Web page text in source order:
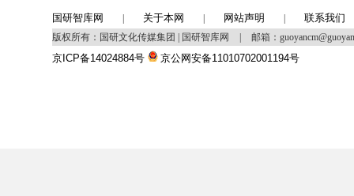
国研智库网 关于本网 网站声明 联系我们
版权所有：国研文化传媒集团 | 国研智库网 邮箱：
京ICP备14024884号 京公网安备11010702001194号